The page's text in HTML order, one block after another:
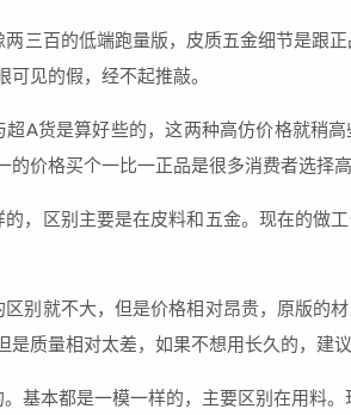
三百的低端跑量版，皮质五金细节是跟
见的假，经不起推敲。
A货是算好些的，这两种高仿价格就稍
的价格买个一比一正品是很多消费者选择高
，区别主要是在皮料和五金。现在的做
别就不大，但是价格相对昂贵，原版的
是质量相对太差，如果不想用长久的，建
基本都是一模一样的，主要区别在用料。